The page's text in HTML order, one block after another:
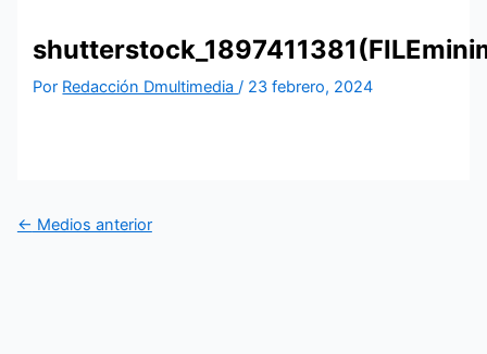
Por Redacción Dmultimedia/ 23 febrero, 2024
← Medios anterior